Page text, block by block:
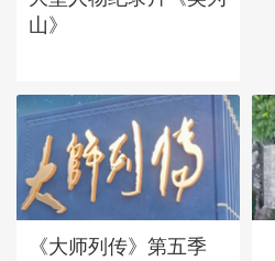
山》
《大师列传》第五季